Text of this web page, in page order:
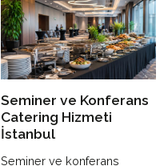
Seminer ve Konferans
Catering Hizmeti
İstanbul
Seminer ve konferans